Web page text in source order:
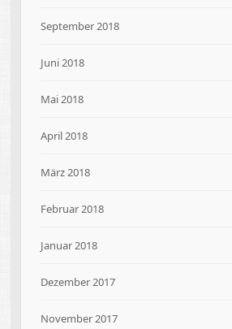
September 2018
Juni 2018
Mai 2018
April 2018
März 2018
Februar 2018
Januar 2018
Dezember 2017
November 2017